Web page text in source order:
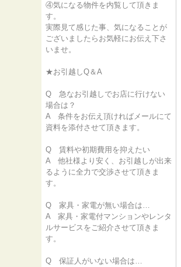
④気になる物件を内覧して頂きま
す。
実際見て感じた事、気になることが
ございましたらお気軽にお伝え下さ
いませ。
★お引越しQ＆A
Q 急なお引越しでお店に行けない
場合は？
A 条件をお伝え頂ければメールにて
資料を添付させて頂きます。
Q 賃料や初期費用を抑えたい
A 他社様より安く、お引越しが出来
るように全力で交渉させて頂きま
す。
Q 家具・家電が無い場合は…
A 家具・家電付マンションやレンタ
ルサービスをご紹介させて頂きま
す。
Q 保証人がいない場合は…